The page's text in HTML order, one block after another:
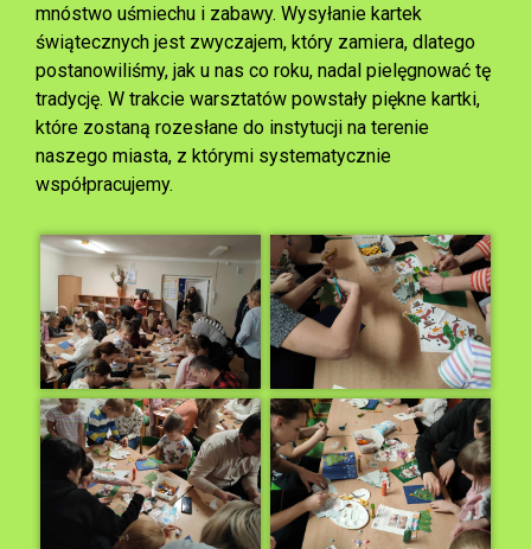
mnóstwo uśmiechu i zabawy. Wysyłanie kartek
świątecznych jest zwyczajem, który zamiera, dlatego
postanowiliśmy, jak u nas co roku, nadal pielęgnować tę
tradycję. W trakcie warsztatów powstały piękne kartki,
które zostaną rozesłane do instytucji na terenie
naszego miasta, z którymi systematycznie
współpracujemy.